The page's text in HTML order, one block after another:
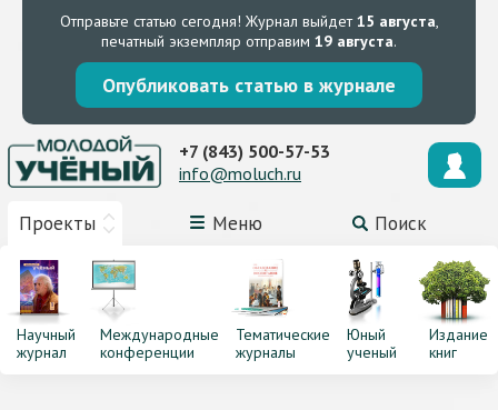
Отправьте статью сегодня! Журнал выйдет15 августа,
печатный экземпляр отправим 19 августа.
Опубликовать статью в журнале
Проекты Меню Поиск
+7 (843) 500-57-53
info@moluch.ru
Научный
журнал
Международные
конференции
Тематические
журналы
Юный
ученый
Издание
книг